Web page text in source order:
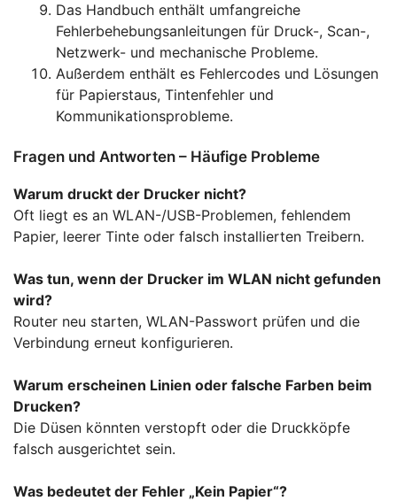
Das Handbuch enthält umfangreiche
Fehlerbehebungsanleitungen für Druck-, Scan-,
Netzwerk- und mechanische Probleme.
Außerdem enthält es Fehlercodes und Lösungen
für Papierstaus, Tintenfehler und
Kommunikationsprobleme.
Fragen und Antworten – Häufige Probleme
Warum druckt der Drucker nicht?
Oft liegt es an WLAN-/USB-Problemen, fehlendem
Papier, leerer Tinte oder falsch installierten Treibern.
Was tun, wenn der Drucker im WLAN nicht gefunden
wird?
Router neu starten, WLAN-Passwort prüfen und die
Verbindung erneut konfigurieren.
Warum erscheinen Linien oder falsche Farben beim
Drucken?
Die Düsen könnten verstopft oder die Druckköpfe
falsch ausgerichtet sein.
Was bedeutet der Fehler „Kein Papier“?